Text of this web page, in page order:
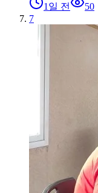
1일 전
50
7